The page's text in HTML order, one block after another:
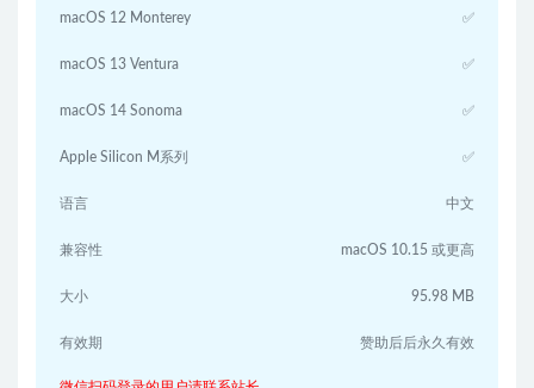
macOS 12 Monterey ✅
macOS 13 Ventura ✅
macOS 14 Sonoma ✅
Apple Silicon M系列 ✅
语言 中文
兼容性 macOS 10.15 或更高
大小 95.98 MB
有效期 赞助后后永久有效